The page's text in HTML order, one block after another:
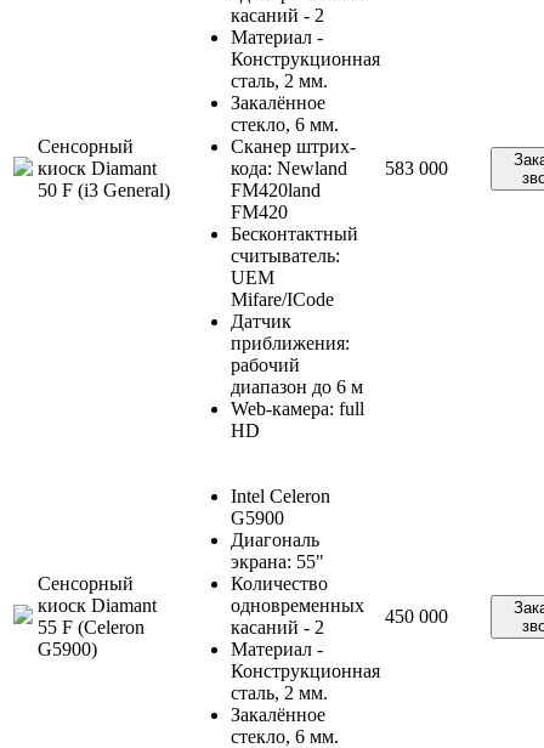
Сенсорный
киоск Diamant
50 F (i3 General)
касаний - 2
Материал -
Конструкционная
сталь, 2 мм.
Закалённое
стекло, 6 мм.
Сканер штрих-
кода: Newland
FM420land
FM420
Бесконтактный
считыватель:
UEM
Mifare/ICode
Датчик
приближения:
рабочий
диапазон до 6 м
Web-камера: full
HD
583 000
Сенсорный
киоск Diamant
55 F (Celeron
G5900)
Intel Celeron
G5900
Диагональ
экрана: 55"
Количество
одновременных
касаний - 2
Материал -
Конструкционная
сталь, 2 мм.
Закалённое
стекло, 6 мм.
450 000